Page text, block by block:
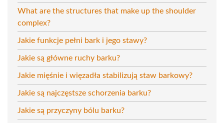
What are the structures that make up the shoulder
complex?
Jakie funkcje pełni bark i jego stawy?
Jakie są główne ruchy barku?
Jakie mięśnie i więzadła stabilizują staw barkowy?
Jakie są najczęstsze schorzenia barku?
Jakie są przyczyny bólu barku?